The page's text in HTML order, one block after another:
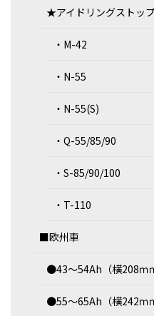
★アイドリングストッ
・M-42
・N-55
・N-55(S)
・Q-55/85/90
・S-85/90/100
・T-110
■欧州車
●43～54Ah（横208ｍ
●55～65Ah（横242ｍ